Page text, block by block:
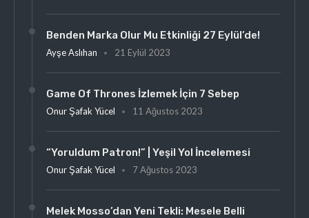
Benden Marka Olur Mu Etkinliği 27 Eylül’de!
Ayşe Aslıhan 21 Eylül 2023
Game Of Thrones İzlemek İçin 7 Sebep
Onur Şafak Yücel 11 Ağustos 2023
“Yoruldum Patron!” | Yeşil Yol İncelemesi
Onur Şafak Yücel 7 Ağustos 2023
Melek Mosso’dan Yeni Tekli: Mesele Belli